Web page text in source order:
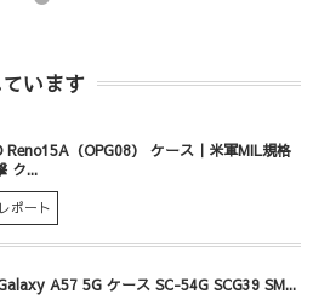
います
Reno15A（OPG08） ケース｜米軍MIL規格
ク...
ポート
A57 5G ケース SC-54G SCG39 SM...